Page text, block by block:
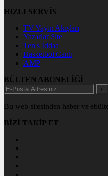
HIZLI SERVİS
TV Yayın Akışları
Yazarlar Site
Tenis İddaa
Basketbol Canlı
AMP
BÜLTEN ABONELİĞİ
+
Bu web sitesinden haber ve
BİZİ TAKİP ET